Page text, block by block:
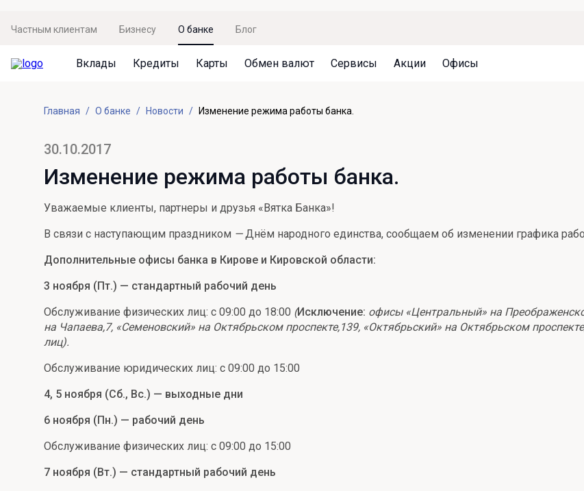
Частным клиентам Бизнесу О банке Блог
Вклады
Не упусти момент
Просто вклад
Накопительный
Онлайн
Система страхования вкладов
Архив вкладов
Кредиты
Кредит под залог недвижимости
Рефинансирование
Кредит на автомобиль
Все кредиты
Привилегии для клиентов
Реструктуризация
Карты
Дебетовая карта с пакетом услуг
Премиальная карта Mir Supreme
Пенсионная карта
Все карты
Документы
Кешбэк
Обмен валют
Курсы валют
Бронирование валюты
Курсы валют ЦБ
Сервисы
Оплата кредита
Оценка недвижимости
Подбор новой недвижимости
Удаленная идентификация
Мобильное приложение
Подтверждение согласия через Госуслуги
Акции
Акция «Приведи друга»
Акция «Ставка на бизнес»
Офисы
Главная О банке Новости Изменение режима работы банка.
30.10.2017
Изменение режима работы банка.
Уважаемые клиенты, партнеры и друзья «Вятка Банка»!
В связи с наступающим праздником —Днём народного единства, сообщаем об изменении графика
Дополнительные офисы банка в Кирове и Кировской области:
3 ноября (Пт.) — стандартный рабочий день
Обслуживание физических лиц: с 09:00 до 18:00 (Исключение: офисы «Центральный» на
на Чапаева,7, «Семеновский» на Октябрьском проспекте,139, «Октябрьский» на Октябрьском
лиц).
Обслуживание юридических лиц: с 09:00 до 15:00
4, 5 ноября (Сб., Вс.) — выходные дни
6 ноября (Пн.) — рабочий день
Обслуживание физических лиц: с 09:00 до 15:00
7 ноября (Вт.) — стандартный рабочий день